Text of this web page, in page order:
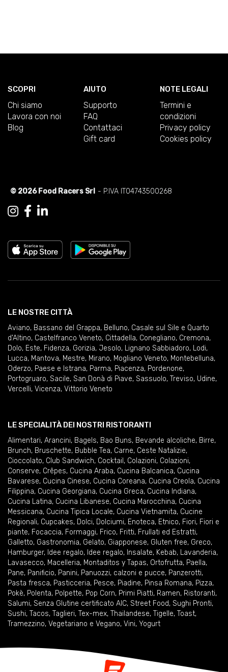
SCOPRI
Chi siamo
Lavora con noi
Blog
AIUTO
Supporto
FAQ
Contattaci
Gift card
NOTE LEGALI
Termini e
condizioni
Privacy policy
Cookies policy
© 2026 Food Racers Srl - P.IVA IT04743500268
LE NOSTRE CITTÀ
Aviano, Bassano del Grappa, Belluno, Casale sul Sile e Quarto
d'Altino, Castelfranco Veneto, Cittadella, Conegliano, Cremona,
Dolo, Este, Fidenza, Gorizia, Jesolo, Lignano Sabbiadoro, Lodi,
Lucca, Mantova, Mestre, Mirano, Mogliano Veneto, Montebelluna,
Oderzo, Paese e Istrana, Parma, Piacenza, Pordenone,
Portogruaro, Sacile, San Donà di Piave, Sassuolo, Treviso, Udine,
Vercelli, Vicenza, Vittorio Veneto
LE SPECIALITÀ DEI NOSTRI RISTORANTI
Alimentari, Arancini, Bagels, Bao Buns, Bevande alcoliche, Birre,
Brunch, Bruschette, Bubble Tea, Carne, Ceste Natalizie,
Cioccolato, Club Sandwich, Cocktail , Colazioni, Colazioni,
Conserve, Crêpes, Cucina Araba, Cucina Balcanica, Cucina
Bavarese, Cucina Cinese, Cucina Coreana, Cucina Creola, Cucina
Filippina, Cucina Georgiana, Cucina Greca, Cucina Indiana,
Cucina Latina, Cucina Libanese, Cucina Marocchina, Cucina
Messicana, Cucina Tipica Locale, Cucina Vietnamita, Cucine
Regionali, Cupcakes, Dolci, Dolciumi, Enoteca, Etnico, Fiori, Fiori e
piante, Focaccia, Formaggi, Frico, Fritti, Frullati ed Estratti,
Galletto, Gastronomia, Gelato, Giapponese, Gluten free, Greco,
Hamburger, Idee regalo, Idee regalo, Insalate, Kebab, Lavanderia,
Lavasecco, Macelleria, Montaditos y Tapas, Ortofrutta, Paella,
Pane, Panificio, Panini, Panuozzi, calzoni e pucce, Panzerotti,
Pasta fresca, Pasticceria, Pesce, Piadine, Pinsa Romana, Pizza,
Pokè, Polenta, Polpette, Pop Corn, Primi Piatti, Ramen, Ristoranti,
Salumi, Senza Glutine certificato AIC, Street Food, Sughi Pronti,
Sushi, Tacos, Taglieri, Tex-mex, Thailandese, Tigelle, Toast,
Tramezzino, Vegetariano e Vegano, Vini, Yogurt